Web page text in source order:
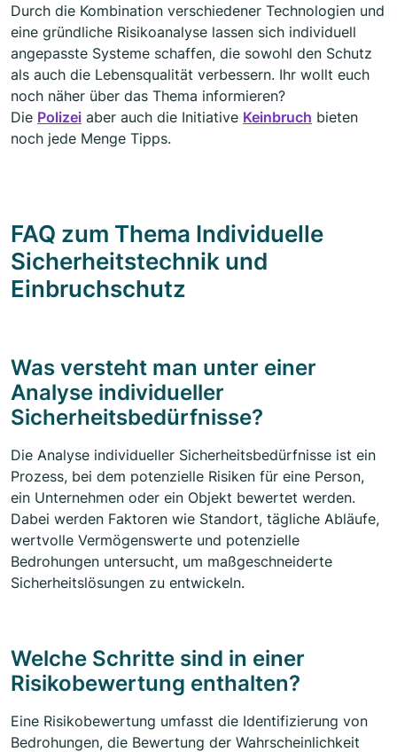
Durch die Kombination verschiedener Technologien und
eine gründliche Risikoanalyse lassen sich individuell
angepasste Systeme schaffen, die sowohl den Schutz
als auch die Lebensqualität verbessern. Ihr wollt euch
noch näher über das Thema informieren?
Die Polizei aber auch die Initiative Keinbruch bieten
noch jede Menge Tipps.
FAQ zum Thema Individuelle
Sicherheitstechnik und
Einbruchschutz
Was versteht man unter einer
Analyse individueller
Sicherheitsbedürfnisse?
Die Analyse individueller Sicherheitsbedürfnisse ist ein
Prozess, bei dem potenzielle Risiken für eine Person,
ein Unternehmen oder ein Objekt bewertet werden.
Dabei werden Faktoren wie Standort, tägliche Abläufe,
wertvolle Vermögenswerte und potenzielle
Bedrohungen untersucht, um maßgeschneiderte
Sicherheitslösungen zu entwickeln.
Welche Schritte sind in einer
Risikobewertung enthalten?
Eine Risikobewertung umfasst die Identifizierung von
Bedrohungen, die Bewertung der Wahrscheinlichkeit